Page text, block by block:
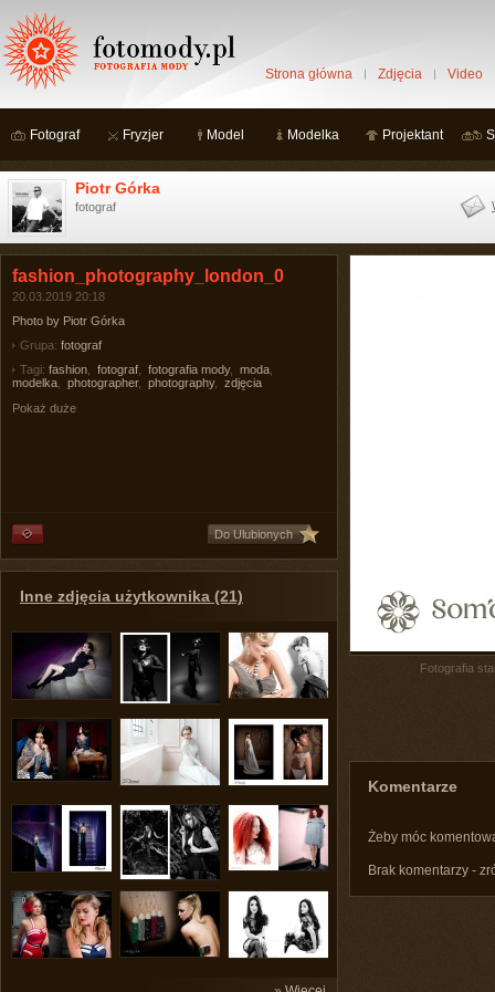
Strona główna Zdjęcia Video
Fotograf Fryzjer Model Modelka Projektant
Piotr Górka
fotograf
fashion_photography_london_0
20.03.2019 20:18
Photo by Piotr Górka
Grupa: fotograf
Tagi: fashion fotograf fotografia mody, moda
modelka
photographer, photography,
zdjęcia
Pokaż duże
Do Ulubionych
Inne zdjęcia użytkownika (21)
Fotografia
Komentarze
Żeby móc
Brak komentarzy -